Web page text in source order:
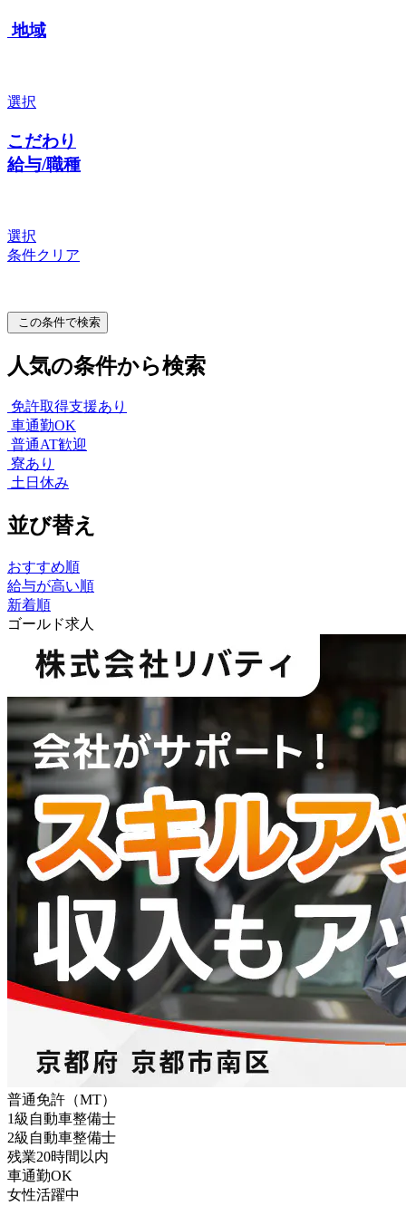
地域
選択
こだわり
給与/職種
選択
条件クリア
この条件で検索
人気の条件から検索
免許取得支援あり
車通勤OK
普通AT歓迎
寮あり
土日休み
並び替え
おすすめ順
給与が高い順
新着順
ゴールド求人
普通免許（MT）
1級自動車整備士
2級自動車整備士
残業20時間以内
車通勤OK
女性活躍中